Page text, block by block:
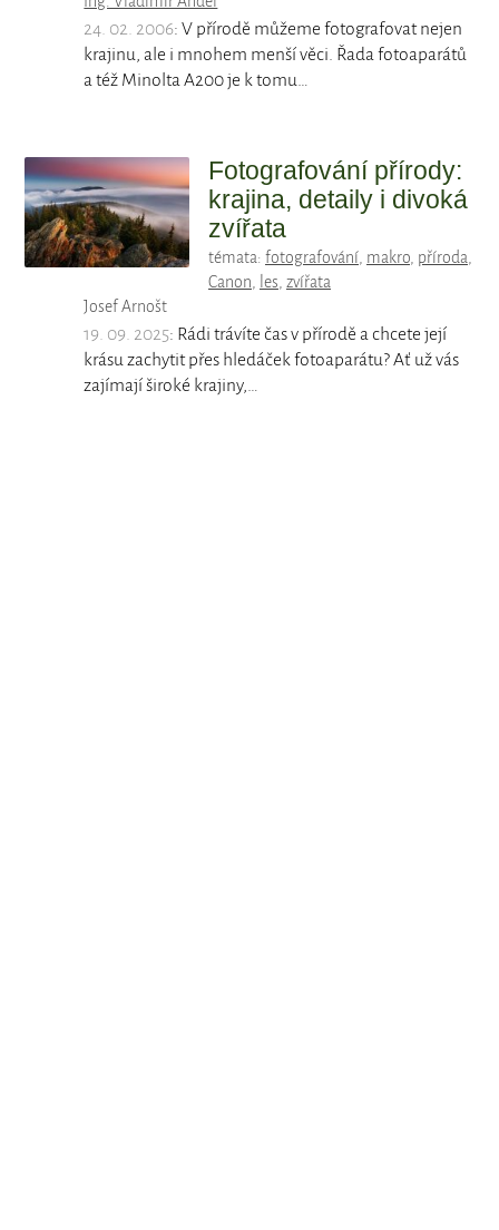
24. 02. 2006: V přírodě můžeme fotografovat nejen
krajinu, ale i mnohem menší věci. Řada fotoaparátů
a též Minolta A200 je k tomu…
Fotografování přírody:
krajina, detaily i divoká
zvířata
témata: fotografování, makro, příroda,
Canon, les, zvířata
Josef Arnošt
19. 09. 2025: Rádi trávíte čas v přírodě a chcete její
krásu zachytit přes hledáček fotoaparátu? Ať už vás
zajímají široké krajiny,…